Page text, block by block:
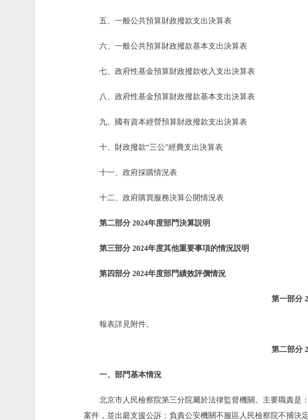
五、一般公共預算財政撥款支出決算表
六、一般公共預算財政撥款基本支出決算表
七、政府性基金預算財政撥款收入支出決算表
八、政府性基金預算財政撥款基本支出決算表
九、國有資本經營預算財政撥款支出決算表
十、財政撥款“三公”經費支出決算表
十一、政府採購情況表
十二、政府購買服務決算公開情況表
第二部分 2024年度部門決算説明
第三部分 2024年度其他重要事項的情況説明
第四部分 2024年度部門績效評價情況
第一部分
報表詳見附件。
第二部分
一、部門基本情況
北京市人民檢察院第三分院屬於法律監督機關。主要職責是
案件，並出庭支援公訴；負責公安機關不服區人民檢察院不捕